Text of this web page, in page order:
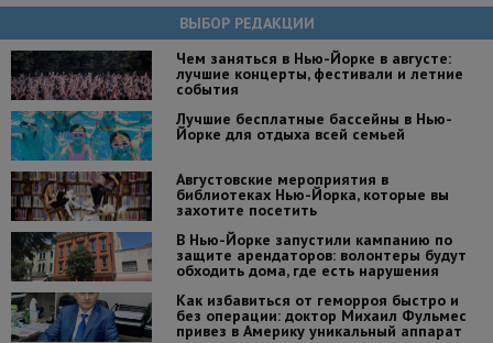
ВЫБОР РЕДАКЦИИ
Чем заняться в Нью-Йорке в августе:
лучшие концерты, фестивали и летние
события
Лучшие бесплатные бассейны в Нью-
Йорке для отдыха всей семьей
Августовские мероприятия в
библиотеках Нью-Йорка, которые вы
захотите посетить
В Нью-Йорке запустили кампанию по
защите арендаторов: волонтеры будут
обходить дома, где есть нарушения
Как избавиться от геморроя быстро и
без операции: доктор Михаил Фульмес
привез в Америку уникальный аппарат